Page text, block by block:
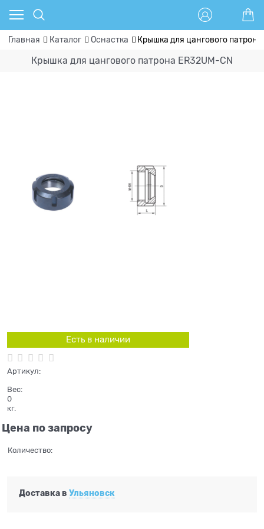
Главная Каталог Оснастка Крышка для цангового патрона
Крышка для цангового патрона ER32UM-CN
Есть в наличии
Артикул:
Вес:
0
кг.
Цена по запросу
Количество:
Доставка в Ульяновск